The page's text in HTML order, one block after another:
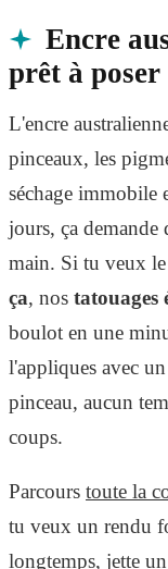
Encre
prêt à poser
L'encre
pinceaux, les
séchage immobile
jours, ça demande
main. Si tu veux le
ça, nos tatouages
boulot en une
l'appliques avec
pinceau, aucun
coups.
Parcours toute la
tu veux un rendu
longtemps, jette